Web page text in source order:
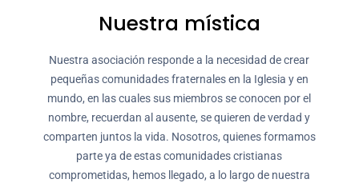
Nuestra mística
Nuestra asociación responde a la necesidad de crear
pequeñas comunidades fraternales en la Iglesia y en
mundo, en las cuales sus miembros se conocen por el
nombre, recuerdan al ausente, se quieren de verdad y
comparten juntos la vida. Nosotros, quienes formamos
parte ya de estas comunidades cristianas
comprometidas, hemos llegado, a lo largo de nuestra